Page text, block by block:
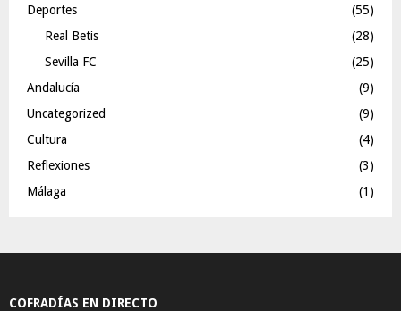
Deportes
(55)
Real Betis
(28)
Sevilla FC
(25)
Andalucía
(9)
Uncategorized
(9)
Cultura
(4)
Reflexiones
(3)
Málaga
(1)
COFRADÍAS EN DIRECTO